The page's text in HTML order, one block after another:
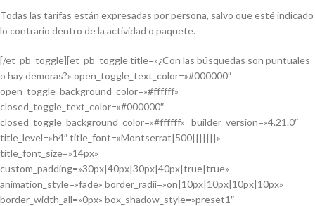
Todas las tarifas están expresadas por persona, salvo que esté indicado
lo contrario dentro de la actividad o paquete.
[/et_pb_toggle][et_pb_toggle title=»¿Con las búsquedas son puntuales
o hay demoras?» open_toggle_text_color=»#000000″
open_toggle_background_color=»#ffffff»
closed_toggle_text_color=»#000000″
closed_toggle_background_color=»#ffffff» _builder_version=»4.21.0″
title_level=»h4″ title_font=»Montserrat|500|||||||»
title_font_size=»14px»
custom_padding=»30px|40px|30px|40px|true|true»
animation_style=»fade» border_radii=»on|10px|10px|10px|10px»
border_width_all=»0px» box_shadow_style=»preset1″